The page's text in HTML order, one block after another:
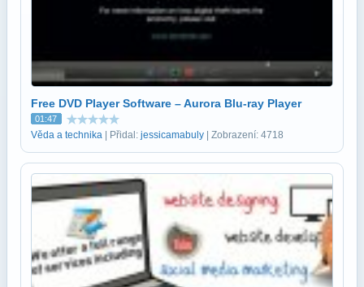
Free DVD Player Software – Aurora Blu-ray Player
01:47
Věda a technika | Přidal: jessicamabuly | Zobrazení: 4718